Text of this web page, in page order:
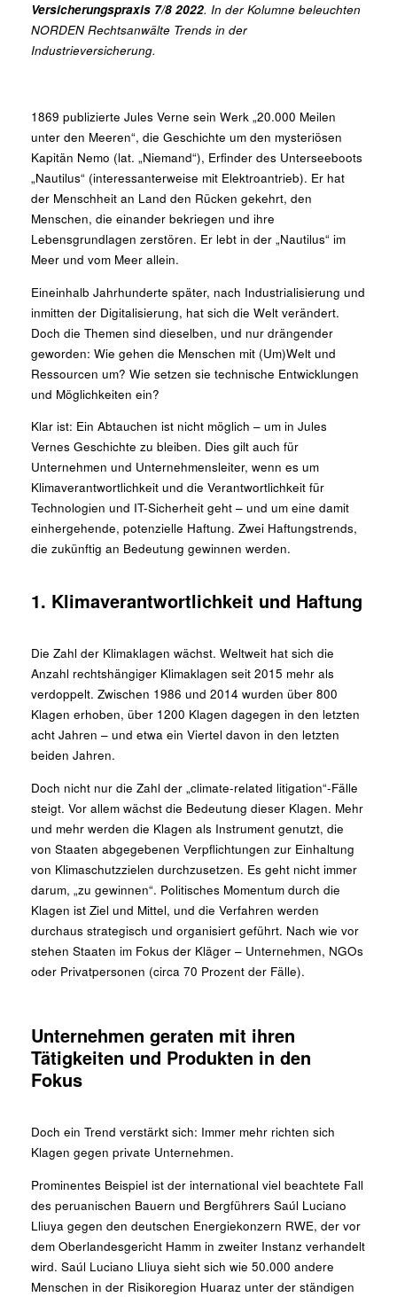
Versicherungspraxis 7/8 2022. In der Kolumne beleuchten
NORDEN Rechtsanwälte Trends in der
Industrieversicherung.
1869 publizierte Jules Verne sein Werk „20.000 Meilen
unter den Meeren“, die Geschichte um den mysteriösen
Kapitän Nemo (lat. „Niemand“), Erfinder des Unterseeboots
„Nautilus“ (interessanterweise mit Elektroantrieb). Er hat
der Menschheit an Land den Rücken gekehrt, den
Menschen, die einander bekriegen und ihre
Lebensgrundlagen zerstören. Er lebt in der „Nautilus“ im
Meer und vom Meer allein.
Eineinhalb Jahrhunderte später, nach Industrialisierung und
inmitten der Digitalisierung, hat sich die Welt verändert.
Doch die Themen sind dieselben, und nur drängender
geworden: Wie gehen die Menschen mit (Um)Welt und
Ressourcen um? Wie setzen sie technische Entwicklungen
und Möglichkeiten ein?
Klar ist: Ein Abtauchen ist nicht möglich – um in Jules
Vernes Geschichte zu bleiben. Dies gilt auch für
Unternehmen und Unternehmensleiter, wenn es um
Klimaverantwortlichkeit und die Verantwortlichkeit für
Technologien und IT-Sicherheit geht – und um eine damit
einhergehende, potenzielle Haftung. Zwei Haftungstrends,
die zukünftig an Bedeutung gewinnen werden.
1. Klimaverantwortlichkeit und Haftung
Die Zahl der Klimaklagen wächst. Weltweit hat sich die
Anzahl rechtshängiger Klimaklagen seit 2015 mehr als
verdoppelt. Zwischen 1986 und 2014 wurden über 800
Klagen erhoben, über 1200 Klagen dagegen in den letzten
acht Jahren – und etwa ein Viertel davon in den letzten
beiden Jahren.
Doch nicht nur die Zahl der „climate-related litigation“-Fälle
steigt. Vor allem wächst die Bedeutung dieser Klagen. Mehr
und mehr werden die Klagen als Instrument genutzt, die
von Staaten abgegebenen Verpflichtungen zur Einhaltung
von Klimaschutzzielen durchzusetzen. Es geht nicht immer
darum, „zu gewinnen“. Politisches Momentum durch die
Klagen ist Ziel und Mittel, und die Verfahren werden
durchaus strategisch und organisiert geführt. Nach wie vor
stehen Staaten im Fokus der Kläger – Unternehmen, NGOs
oder Privatpersonen (circa 70 Prozent der Fälle).
Unternehmen geraten mit ihren
Tätigkeiten und Produkten in den
Fokus
Doch ein Trend verstärkt sich: Immer mehr richten sich
Klagen gegen private Unternehmen.
Prominentes Beispiel ist der international viel beachtete Fall
des peruanischen Bauern und Bergführers Saúl Luciano
Lliuya gegen den deutschen Energiekonzern RWE, der vor
dem Oberlandesgericht Hamm in zweiter Instanz verhandelt
wird. Saúl Luciano Lliuya sieht sich wie 50.000 andere
Menschen in der Risikoregion Huaraz unter der ständigen